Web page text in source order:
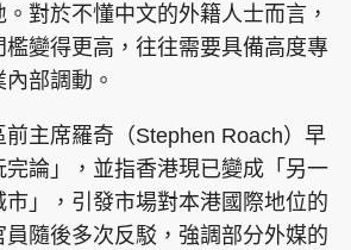
對於不懂中文的外籍人士而言，
變得更高，往往需要具備高度專
部調動。
前主席羅奇（Stephen Roach）早
完論」，並指香港現已變成「另一
」，引發市場對本港國際地位的
隨後多次反駁，強調部分外媒的